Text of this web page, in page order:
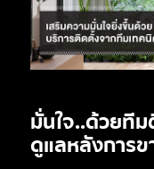
มั่นใจ..ด้วยที
ดูแลหลังการข